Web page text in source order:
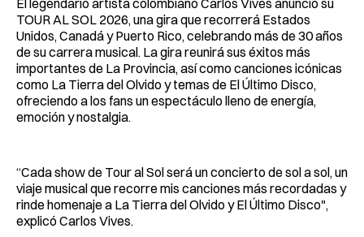
TOUR AL SOL 2026, una gira que recorrerá Estados
Unidos, Canadá y Puerto Rico, celebrando más de 30 años
de su carrera musical. La gira reunirá sus éxitos más
importantes de La Provincia, así como canciones icónicas
como La Tierra del Olvido y temas de El Último Disco,
ofreciendo a los fans un espectáculo lleno de energía,
emoción y nostalgia.
“Cada show de Tour al Sol será un concierto de sol a sol, un
viaje musical que recorre mis canciones más recordadas y
rinde homenaje a La Tierra del Olvido y El Último Disco",
explicó Carlos Vives.